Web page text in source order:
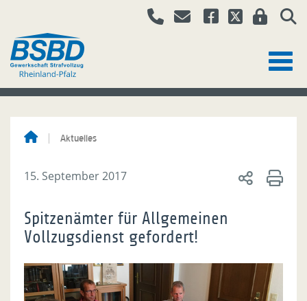
Aktuelles
15. September 2017
Spitzenämter für Allgemeinen
Vollzugsdienst gefordert!